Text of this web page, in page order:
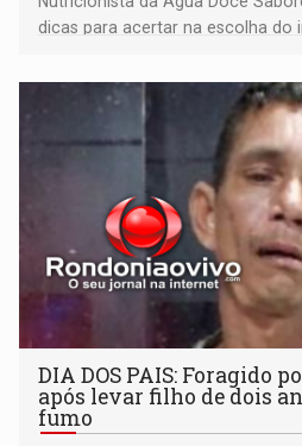
dicas para acertar na escolha do
DIA DOS PAIS: Foragido
após levar filho de dois
fumo